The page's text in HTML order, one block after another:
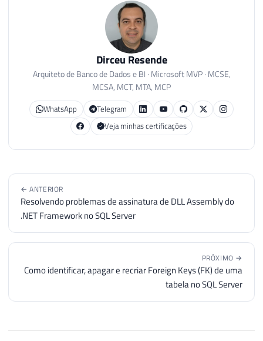
Dirceu Resende
Arquiteto de Banco de Dados e BI · Microsoft MVP · MCSE,
MCSA, MCT, MTA, MCP
WhatsApp
Telegram
Veja minhas certificações
← ANTERIOR
Resolvendo problemas de assinatura de DLL Assembly do
.NET Framework no SQL Server
PRÓXIMO →
Como identificar, apagar e recriar Foreign Keys (FK) de uma
tabela no SQL Server